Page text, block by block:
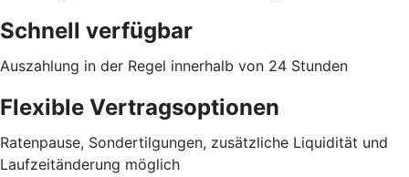
Schnell verfügbar
Auszahlung in der Regel innerhalb von 24 Stunden
Flexible Vertragsoptionen
Ratenpause, Sondertilgungen, zusätzliche Liquidität und
Laufzeitänderung möglich